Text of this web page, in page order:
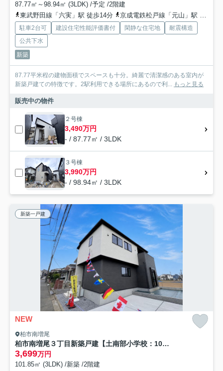
87.77㎡～98.94㎡ (3LDK) /予定 /2階建
東武野田線「六実」駅 徒歩14分
京成電鉄松戸線「元山」駅 徒歩27分
駐車2台可 建設住宅性能評価書付 閑静な住宅地
耐震構造
公共下水
新築
87.77平米程の建物面積でスペースも十分。綺麗で清潔感のある室内が
新築戸建ての特徴です。2駅利用できる場所にあるので利... もっと見る
販売中の物件
２号棟
3,490万円
- / 87.77㎡ / 3LDK
３号棟
3,990万円
- / 98.94㎡ / 3LDK
新築一戸建
NEW
柏市南増尾
柏市南増尾３丁目新築戸建【土南部小学校：10分】
3,699万円
101.85㎡ (3LDK) /新築 /2階建